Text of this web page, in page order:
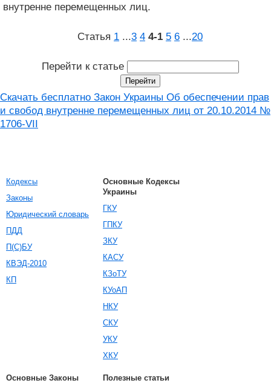
внутренне перемещенных лиц.
Статья 1 ...3 4 4‑1 5 6 ...20
Перейти к статье
Скачать бесплатно Закон Украины Об обеспечении прав
и свобод внутренне перемещенных лиц от 20.10.2014 №
1706-VII
Кодексы
Законы
Юридический словарь
ПДД
П(С)БУ
КВЭД-2010
КП
Основные Кодексы
Украины
ГКУ
ГПКУ
ЗКУ
КАСУ
КЗоТУ
КУоАП
НКУ
СКУ
УКУ
ХКУ
Основные Законы
Полезные статьи